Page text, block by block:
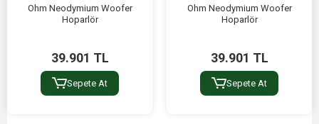
Ohm Neodymium Woofer
Hoparlör
39.901 TL
Sepete At
Ohm Neodymium Woofer
Hoparlör
39.901 TL
Sepete At